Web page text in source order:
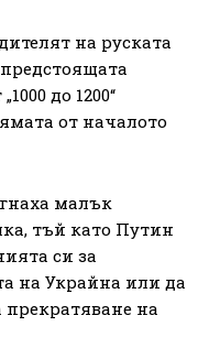
на руската
до 1200“
от началото
малък
тъй като Путин
си за
на Украйна или да
на